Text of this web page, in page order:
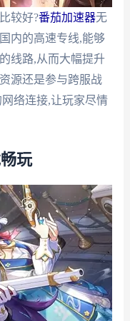
较好?番茄加速器无
内的高速专线,能够
线路,从而大幅提升
源还是参与跨服战
络连接,让玩家尽情
玩